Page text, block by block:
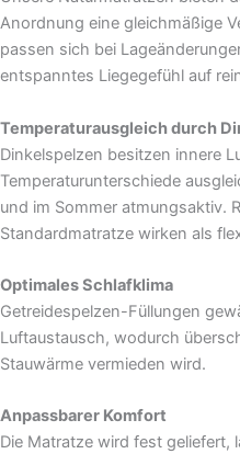
Anordnung eine gleichmäßige
passen sich bei
entspanntes Liegegefühl auf
Temperaturausgleich durch
Dinkelspelzen besitzen innere
Temperaturunterschiede
und im Sommer atmungsaktiv.
Standardmatratze wirken als
Optimales Schlafklima
Getreidespelzen-Füllungen
Luftaustausch, wodurch
Stauwärme vermieden wird.
Anpassbarer Komfort
Die Matratze wird fest geliefert,